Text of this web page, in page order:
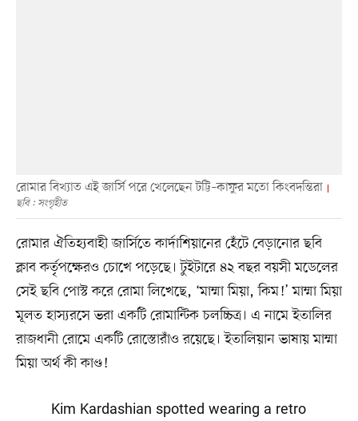
রোমার বিখ্যাত এই জার্সি পরে খেলেছেন টট্টি–কাফুর মতো কিংবদন্তিরা
ছবি : সংগৃহীত
রোমার ঐতিহ্যবাহী জার্সিতে কার্দাশিয়ানের হেঁটে বেড়ানোর ছবি
ক্লাব কর্তৃপক্ষেরও চোখে পড়েছে। টুইটারে ৪২ বছর বয়সী মডেলের
সেই ছবি পোস্ট করে রোমা লিখেছে, ‘মাম্মা মিয়া, কিম!’ মাম্মা মিয়া
মূলত হাস্যরসে ভরা একটি রোমান্টিক চলচ্চিত্র। এ নামে ইতালির
রাজধানী রোমে একটি রোস্তোরাঁও রয়েছে। ইতালিয়ান ভাষায় মাম্মা
মিয়া অর্থ কী কাণ্ড!
Kim Kardashian spotted wearing a retro